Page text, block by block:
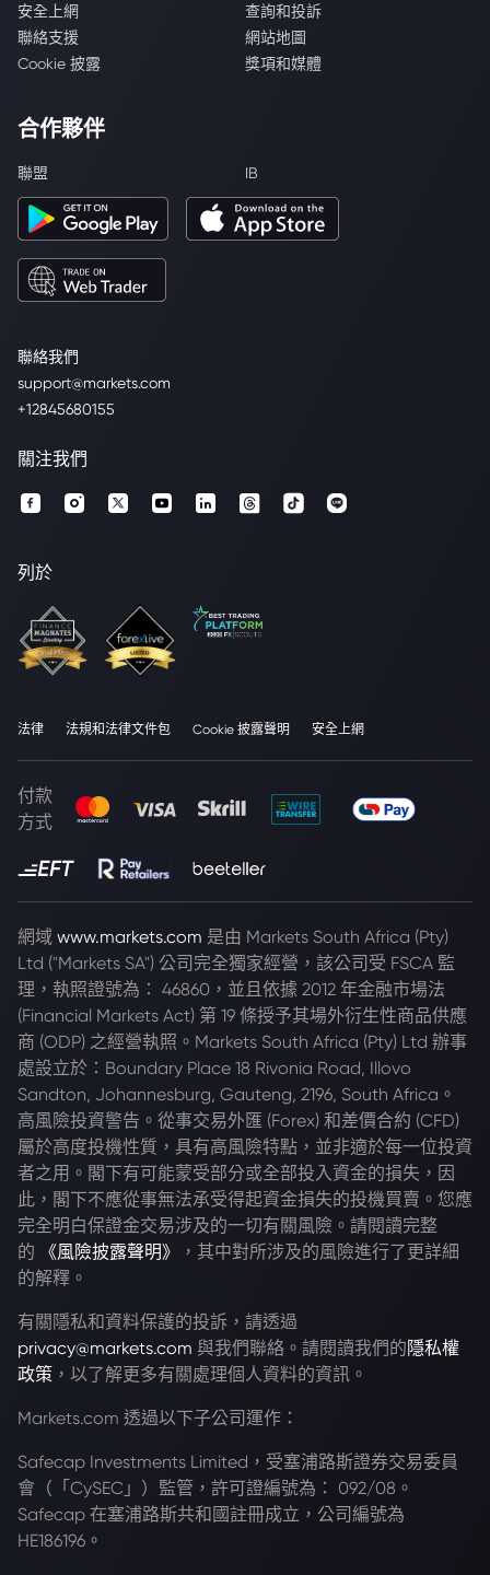
聯絡我們
support@markets.com
+12845680155
安全上網
查詢和投訴
聯絡支援
網站地圖
Cookie 披露
獎項和媒體
合作夥伴
聯盟 IB
關注我們
列於
法律 法規和法律文件包 Cookie 披露聲明 安全上網
付款
方式
網域 www.markets.com 是由 Markets South Africa (Pty)
Ltd ("Markets SA") 公司完全獨家經營，該公司受 FSCA 監
理，執照證號為： 46860，並且依據 2012 年金融市場法
(Financial Markets Act) 第 19 條授予其場外衍生性商品供應
商 (ODP) 之經營執照。Markets South Africa (Pty) Ltd 辦事
處設立於：Boundary Place 18 Rivonia Road, Illovo
Sandton, Johannesburg, Gauteng, 2196, South Africa。
高風險投資警告。從事交易外匯 (Forex) 和差價合約 (CFD)
屬於高度投機性質，具有高風險特點，並非適於每一位投資
者之用。閣下有可能蒙受部分或全部投入資金的損失，因
此，閣下不應從事無法承受得起資金損失的投機買賣。您應
完全明白保證金交易涉及的一切有關風險。請閱讀完整
的
《風險披露聲明》
，其中對所涉及的風險進行了更詳細
的解釋。
有關隱私和資料保護的投訴，請透過
privacy@markets.com 與我們聯絡。請閱讀我們的隱私權
政策 ，以了解更多有關處理個人資料的資訊。
Markets.com 透過以下子公司運作：
Safecap Investments Limited，受塞浦路斯證券交易委員
會（「CySEC」）監管，許可證編號為： 092/08。
Safecap 在塞浦路斯共和國註冊成立，公司編號為
HE186196。